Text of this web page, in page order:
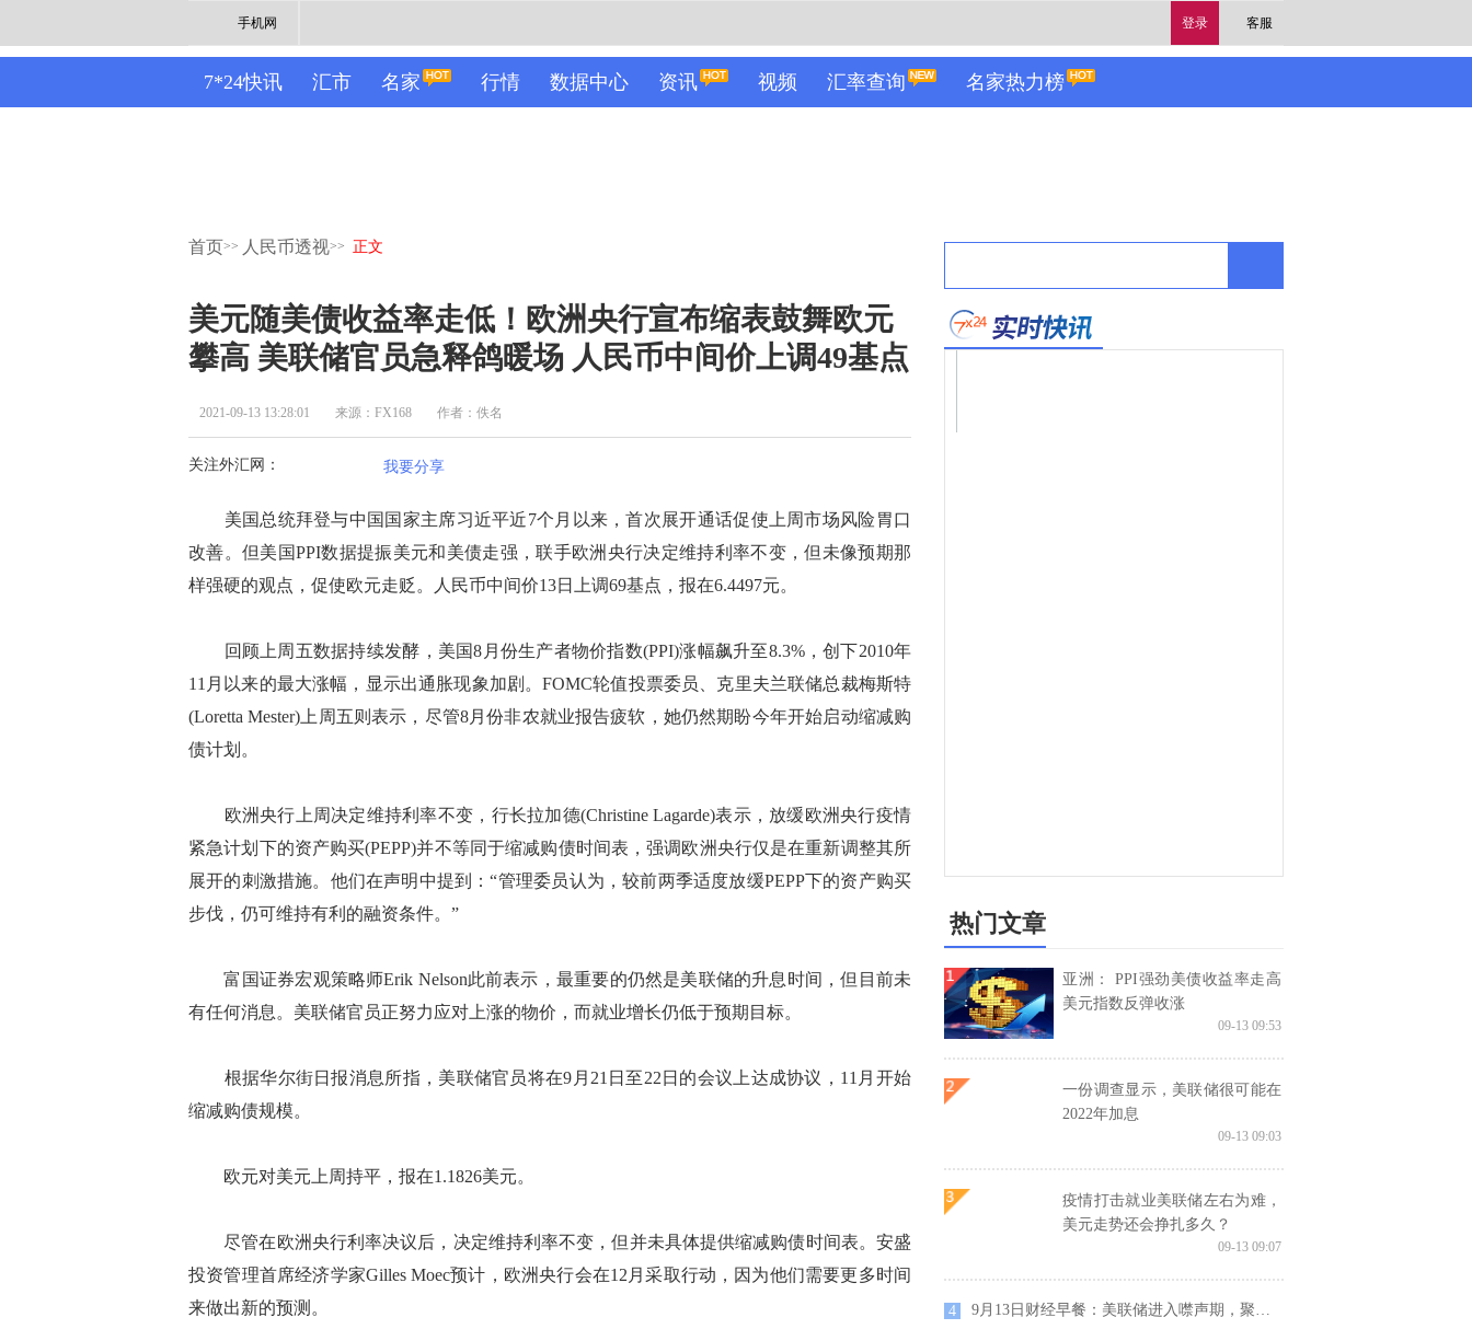
登录 客服
手机网
7*24快讯 汇市 名家 行情 数据中心 资讯 视频 汇率查询 名家热力榜
首页>> 人民币透视>> 正文
美元随美债收益率走低！欧洲央行宣布缩表鼓舞欧元
攀高 美联储官员急释鸽暖场 人民币中间价上调49基点
2021-09-13 13:28:01 来源：FX168 作者：佚名
关注外汇网： 我要分享
美国总统拜登与中国国家主席习近平近7个月以来，首次展开通话促使上周市场风险胃口
改善。但美国PPI数据提振美元和美债走强，联手欧洲央行决定维持利率不变，但未像预期那
样强硬的观点，促使欧元走贬。人民币中间价13日上调69基点，报在6.4497元。
回顾上周五数据持续发酵，美国8月份生产者物价指数(PPI)涨幅飙升至8.3%，创下2010年
11月以来的最大涨幅，显示出通胀现象加剧。FOMC轮值投票委员、克里夫兰联储总裁梅斯特
(Loretta Mester)上周五则表示，尽管8月份非农就业报告疲软，她仍然期盼今年开始启动缩减购
债计划。
欧洲央行上周决定维持利率不变，行长拉加德(Christine Lagarde)表示，放缓欧洲央行疫情
紧急计划下的资产购买(PEPP)并不等同于缩减购债时间表，强调欧洲央行仅是在重新调整其所
展开的刺激措施。他们在声明中提到：“管理委员认为，较前两季适度放缓PEPP下的资产购买
步伐，仍可维持有利的融资条件。”
富国证券宏观策略师Erik Nelson此前表示，最重要的仍然是美联储的升息时间，但目前未
有任何消息。美联储官员正努力应对上涨的物价，而就业增长仍低于预期目标。
根据华尔街日报消息所指，美联储官员将在9月21日至22日的会议上达成协议，11月开始
缩减购债规模。
欧元对美元上周持平，报在1.1826美元。
尽管在欧洲央行利率决议后，决定维持利率不变，但并未具体提供缩减购债时间表。安盛
投资管理首席经济学家Gilles Moec预计，欧洲央行会在12月采取行动，因为他们需要更多时间
来做出新的预测。
热门文章
亚洲： PPI强劲美债收益率走高
美元指数反弹收涨
09-13 09:53
一份调查显示，美联储很可能在
2022年加息
09-13 09:03
疫情打击就业美联储左右为难，
美元走势还会挣扎多久？
09-13 09:07
4 9月13日财经早餐：美联储进入噤声期，聚焦美国CPI报告